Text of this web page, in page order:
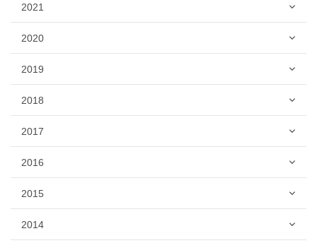
2021
2020
2019
2018
2017
2016
2015
2014